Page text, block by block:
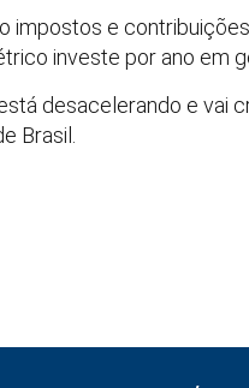
impostos e
investe por ano em
desacelerando e vai
Brasil.